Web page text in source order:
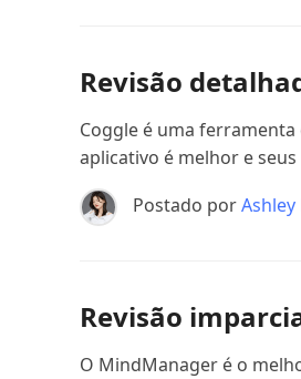
Revisão
Coggle é uma
aplicativo é melhor e
Postado porAshley
Revisão
O MindManager é o